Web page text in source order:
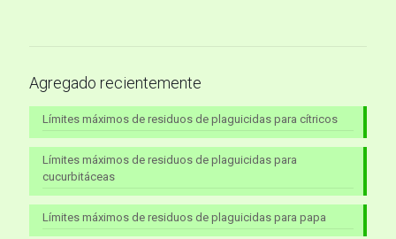
Agregado recientemente
Límites máximos de residuos de plaguicidas para cítricos
Límites máximos de residuos de plaguicidas para
cucurbitáceas
Límites máximos de residuos de plaguicidas para papa